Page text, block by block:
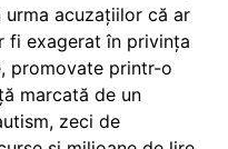
urma acuzațiilor că ar
fi exagerat în privința
promovate printr-o
marcată de un
zeci de